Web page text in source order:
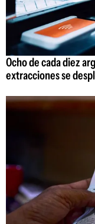
Ocho de cada diez
extracciones se